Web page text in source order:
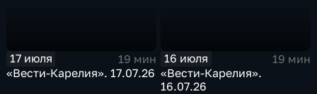
17 июля
19 мин
«Вести-Карелия». 17.07.26
16 июля
19 мин
«Вести-Карелия».
16.07.26